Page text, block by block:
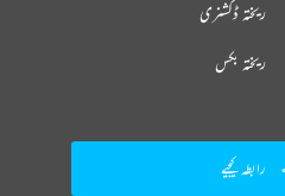
ریختہ ڈکشنری
ریختہ بکس
رابطہ کیجیے